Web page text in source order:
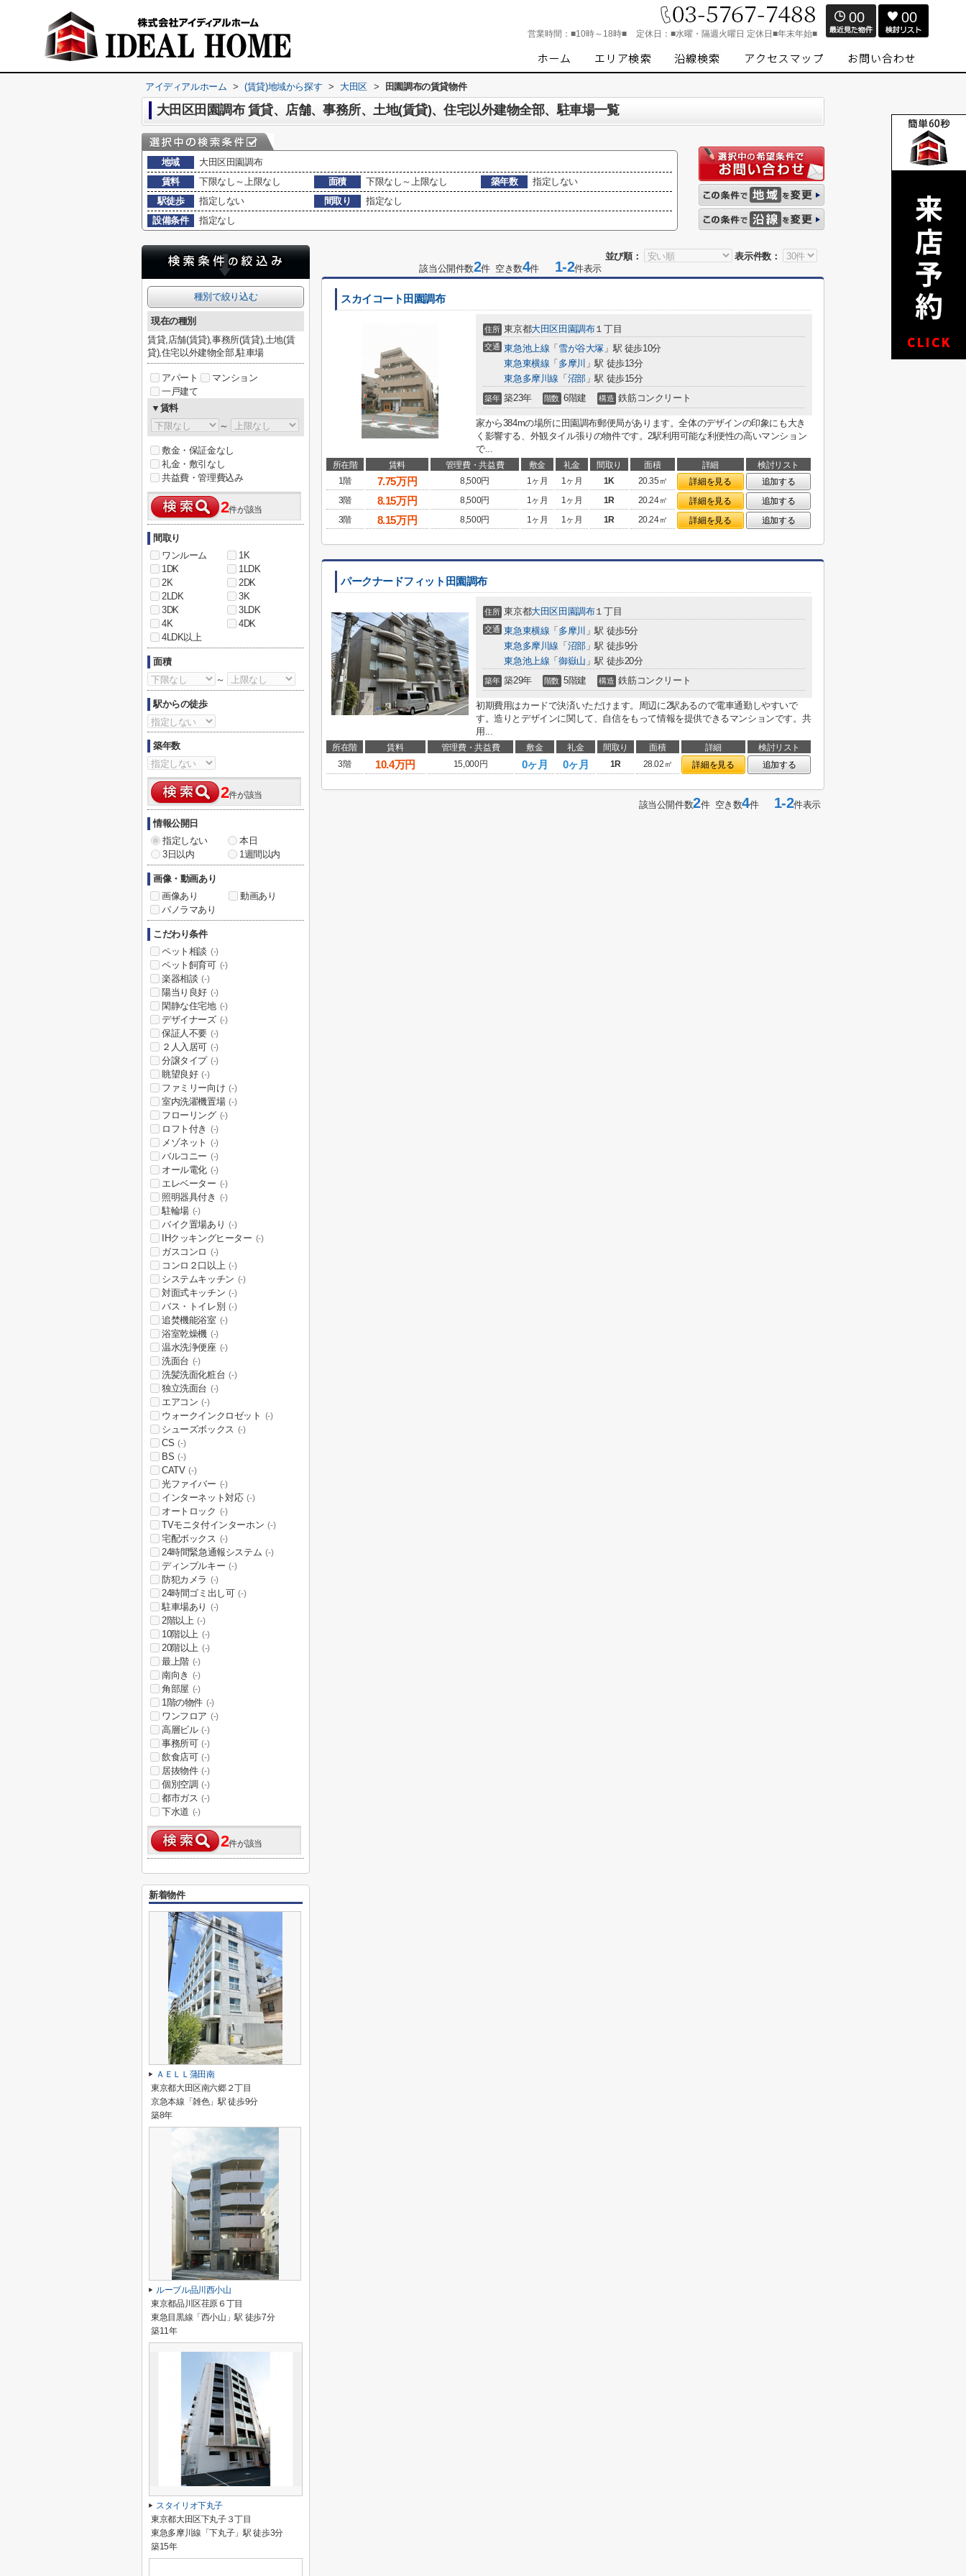
営業時間： ■10時～18時■ 定休日： ■水曜・隔週火曜日 定休日■年末年始■
00 00
アイディアルホーム > (賃貸)地域から探す > 大田区 > 田園調布の賃貸物件
大田区田園調布 賃貸、店舗、事務所、土地(賃貸)、住宅以外建物全部、駐車場一覧
地域
大田区田園調布
賃料
下限なし～上限なし 面積 下限なし～上限なし 築年数
指定しない
駅徒歩
指定しない 間取り
指定なし
設備条件
指定なし
並び順：
表示件数：
該当公開件数2件 空き数4件 1-2件表示
スカイコート田園調布
住所 東京都大田区田園調布１丁目
交通 東急池上線 「 雪が谷大塚 」駅 徒歩10分
東急東横線 「 多摩川 」駅 徒歩13分
東急多摩川線 「 沼部」駅 徒歩15分
築年 築23年 階数 6階建 構造 鉄筋コンクリート
家から384mの場所に田園調布郵便局があります。全体のデザインの印象にも大き
く影響する、外観タイル張りの物件です。2駅利用可能な利便性の高いマンション
で...
所在階 賃料 管理費・共益費 敷金 礼金 間取り 面積 詳細
検討リスト
1階
7.75万円 8,500円 1ヶ月 1ヶ月 1K 20.35㎡ 詳細を見る
追加する
3階
8.15万円 8,500円 1ヶ月 1ヶ月 1R 20.24㎡ 詳細を見る
追加する
3階
8.15万円 8,500円 1ヶ月 1ヶ月 1R 20.24㎡ 詳細を見る 追加する
パークナードフィット田園調布
住所 東京都大田区田園調布１丁目
交通 東急東横線 「 多摩川 」駅 徒歩5分
東急多摩川線 「 沼部」駅 徒歩9分
東急池上線 「 御嶽山 」駅 徒歩20分
築年 築29年 階数 5階建 構造 鉄筋コンクリート
初期費用はカードで決済いただけます。周辺に2駅あるので電車通勤しやすいで
す。造りとデザインに関して、自信をもって情報を提供できるマンションです。共
用...
所在階 賃料 管理費・共益費 敷金 礼金 間取り 面積 詳細
検討リスト
3階
10.4万円 15,000円 0ヶ月 0ヶ月 1R 28.02㎡ 詳細を見る 追加する
該当公開件数2件 空き数4件1-2件表示
種別で絞り込む
現在の種別
賃貸,店舗(賃貸),事務所(賃貸),土地(賃
貸),住宅以外建物全部,駐車場
アパート
マンション
一戸建て
▼賃料
～
敷金・保証金なし
礼金・敷引なし
共益費・管理費込み
2件が該当
間取り
ワンルーム
1K
1DK
1LDK
2K
2DK
2LDK
3K
3DK
3LDK
4K
4DK
4LDK以上
面積
～
駅からの徒歩
築年数
2件が該当
情報公開日
指定しない
本日
3日以内
1週間以内
画像・動画あり
画像あり
動画あり
パノラマあり
こだわり条件
ペット相談 (-)
ペット飼育可 (-)
楽器相談 (-)
陽当り良好 (-)
閑静な住宅地 (-)
デザイナーズ (-)
保証人不要 (-)
２人入居可 (-)
分譲タイプ (-)
眺望良好 (-)
ファミリー向け (-)
室内洗濯機置場 (-)
フローリング (-)
ロフト付き (-)
メゾネット (-)
バルコニー (-)
オール電化 (-)
エレベーター (-)
照明器具付き (-)
駐輪場 (-)
バイク置場あり (-)
IHクッキングヒーター (-)
ガスコンロ (-)
コンロ２口以上 (-)
システムキッチン (-)
対面式キッチン (-)
バス・トイレ別 (-)
追焚機能浴室 (-)
浴室乾燥機 (-)
温水洗浄便座 (-)
洗面台 (-)
洗髪洗面化粧台 (-)
独立洗面台 (-)
エアコン (-)
ウォークインクロゼット (-)
シューズボックス (-)
CS (-)
BS (-)
CATV (-)
光ファイバー (-)
インターネット対応 (-)
オートロック (-)
TVモニタ付インターホン (-)
宅配ボックス (-)
24時間緊急通報システム (-)
ディンプルキー (-)
防犯カメラ (-)
24時間ゴミ出し可 (-)
駐車場あり (-)
2階以上 (-)
10階以上 (-)
20階以上 (-)
最上階 (-)
南向き (-)
角部屋 (-)
1階の物件 (-)
ワンフロア (-)
高層ビル (-)
事務所可 (-)
飲食店可 (-)
居抜物件 (-)
個別空調 (-)
都市ガス (-)
下水道 (-)
2件が該当
新着物件
ＡＥＬＬ蒲田南
東京都大田区南六郷２丁目
京急本線「雑色」駅 徒歩9分
築8年
ルーブル品川西小山
東京都品川区荏原６丁目
東急目黒線「西小山」駅 徒歩7分
築11年
スタイリオ下丸子
東京都大田区下丸子３丁目
東急多摩川線「下丸子」駅 徒歩3分
築15年